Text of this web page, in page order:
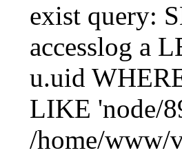
exist query:
accesslog a
u.uid
LIKE 'node/
/home/www/